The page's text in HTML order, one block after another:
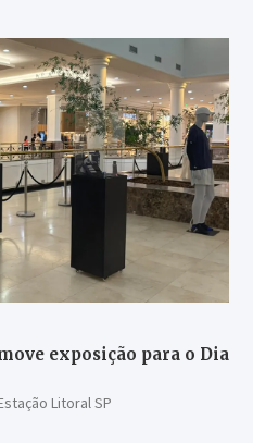
exposição para o Dia
Litoral SP